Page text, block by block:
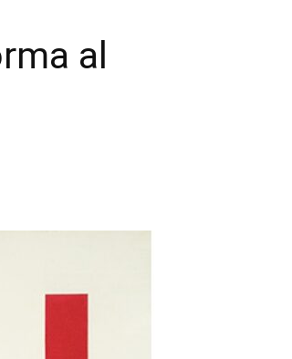
al